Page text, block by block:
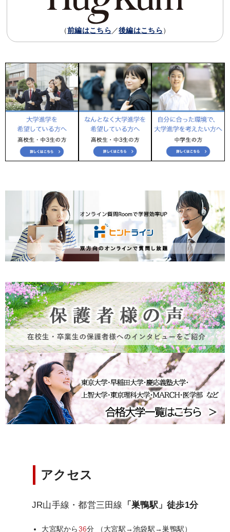
（前編はこちら ／後編はこちら）
アクセス
JR山手線・都営三田線 「巣鴨駅」徒歩1分
大宮駅から36分 （大宮駅→池袋駅→巣鴨駅）